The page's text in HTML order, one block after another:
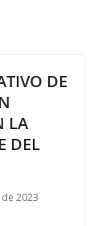
DE
LA
DEL
2023